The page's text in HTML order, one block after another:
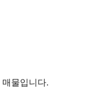
매물입니다.